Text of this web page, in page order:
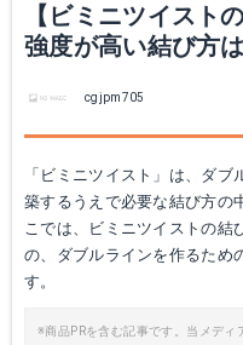
【ビミニツイスト
強度が高い結び方
cgjpm705
「ビミニツイスト」は、ダ
築するうえで必要な結び方の
こでは、ビミニツイストの結
の、ダブルラインを作るため
す。
※商品PRを含む記事です。当メデ